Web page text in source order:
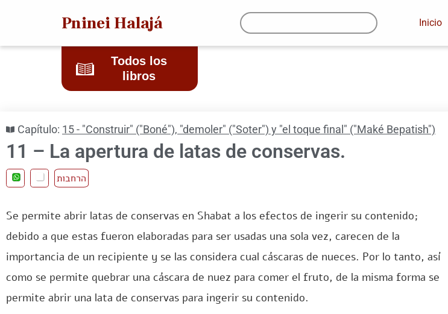
Pninei Halajá Inicio
Todos los
libros
Capítulo: 15 - "Construir" ("Boné"), "demoler" ("Soter") y "el toque final" ("Maké Bepatish")
11 – La apertura de latas de conservas.
הרחבות
Se permite abrir latas de conservas en Shabat a los efectos de ingerir su contenido;
debido a que estas fueron elaboradas para ser usadas una sola vez, carecen de la
importancia de un recipiente y se las considera cual cáscaras de nueces. Por lo tanto, así
como se permite quebrar una cáscara de nuez para comer el fruto, de la misma forma se
permite abrir una lata de conservas para ingerir su contenido.